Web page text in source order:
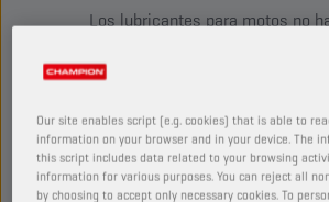
Los lubricantes para motos no
que los motociclistas exigen más
Champion cubren todas las
motocicletas.
Our site enables script (e.g. cookies) that is able to
information on your browser and in your device. The
this script includes data related to your browsing
information for various purposes. You can reject all
by choosing to accept only necessary cookies. To